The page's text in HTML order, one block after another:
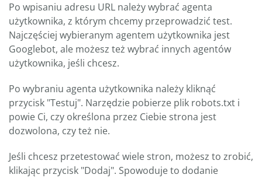
Po wpisaniu adresu URL należy wybrać agenta
użytkownika, z którym chcemy przeprowadzić test.
Najczęściej wybieranym agentem użytkownika jest
Googlebot, ale możesz też wybrać innych agentów
użytkownika, jeśli chcesz.
Po wybraniu agenta użytkownika należy kliknąć
przycisk "Testuj". Narzędzie pobierze plik robots.txt i
powie Ci, czy określona przez Ciebie strona jest
dozwolona, czy też nie.
Jeśli chcesz przetestować wiele stron, możesz to zrobić,
klikając przycisk "Dodaj". Spowoduje to dodanie